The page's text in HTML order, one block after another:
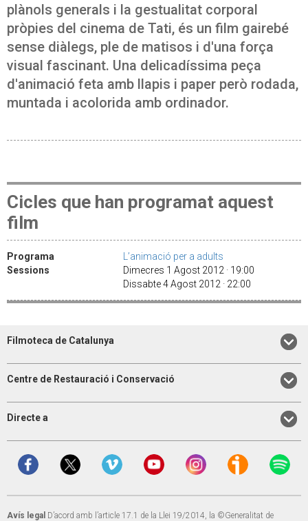
plànols generals i la gestualitat corporal
pròpies del cinema de Tati, és un film gairebé
sense diàlegs, ple de matisos i d'una força
visual fascinant. Una delicadíssima peça
d'animació feta amb llapis i paper però rodada,
muntada i acolorida amb ordinador.
Cicles que han programat aquest
film
Programa
L’animació per a adults
Sessions
Dimecres 1 Agost 2012 · 19:00
Dissabte 4 Agost 2012 · 22:00
Filmoteca de Catalunya
Centre de Restauració i Conservació
Directe a
Avís legal D’acord amb l’article 17.1 de la Llei 19/2014, la ©Generalitat de